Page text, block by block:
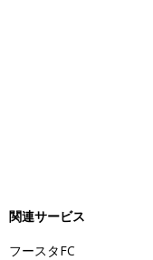
関連サービス
フースタFC